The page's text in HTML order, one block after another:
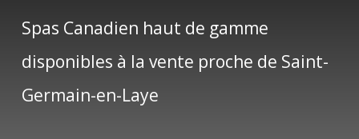
Spas Canadien haut de gamme
disponibles à la vente proche de Saint-
Germain-en-Laye